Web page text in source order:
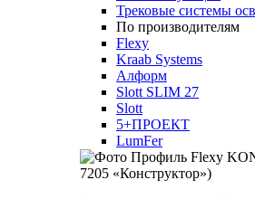
Трековые системы
По производителям
Flexy
Kraab Systems
Алформ
Slott SLIM 27
Slott
5+ПРОЕКТ
LumFer